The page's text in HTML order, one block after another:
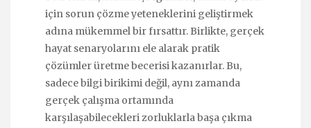
için sorun çözme yeteneklerini geliştirmek
adına mükemmel bir fırsattır. Birlikte, gerçek
hayat senaryolarını ele alarak pratik
çözümler üretme becerisi kazanırlar. Bu,
sadece bilgi birikimi değil, aynı zamanda
gerçek çalışma ortamında
karşılaşabilecekleri zorluklarla başa çıkma